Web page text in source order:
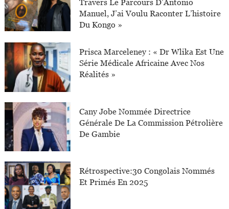
Travers Le Parcours D’Antonio
Manuel, J’ai Voulu Raconter L’histoire
Du Kongo »
Prisca Marceleney : « Dr Wlika Est Une
Série Médicale Africaine Avec Nos
Réalités »
Cany Jobe Nommée Directrice
Générale De La Commission Pétrolière
De Gambie
Rétrospective:30 Congolais Nommés
Et Primés En 2025